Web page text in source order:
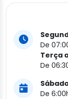
De
Terça
De
De